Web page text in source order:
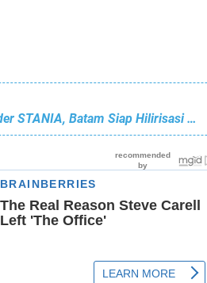
Kepala BP Batam Resmikan Pabrik Solder STANIA, Batam Siap Hilirisasi Mineral Nasional